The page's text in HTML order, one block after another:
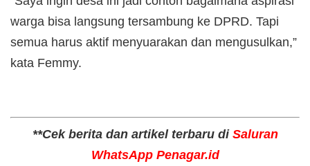
warga bisa langsung tersambung ke DPRD. Tapi
semua harus aktif menyuarakan dan mengusulkan,”
kata Femmy.
**Cek berita dan artikel terbaru di Saluran
WhatsApp Penagar.id